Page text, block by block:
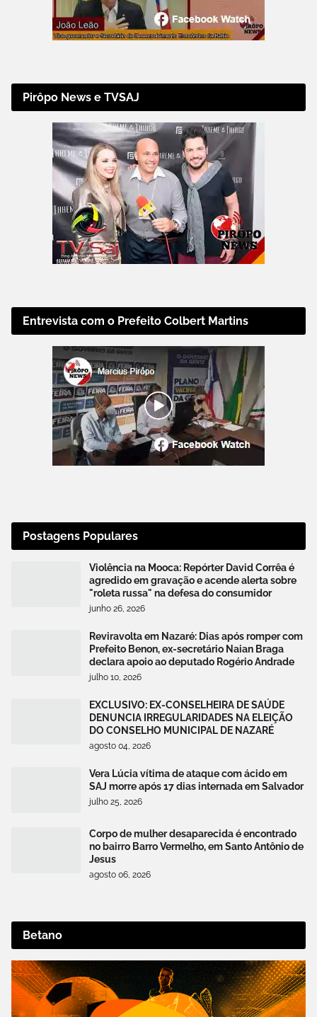
Pirôpo News e TVSAJ
Entrevista com o Prefeito Colbert Martins
Postagens Populares
Violência na Mooca: Repórter David Corrêa é
agredido em gravação e acende alerta sobre
"roleta russa" na defesa do consumidor
junho 26, 2026
Reviravolta em Nazaré: Dias após romper com
Prefeito Benon, ex-secretário Naian Braga
declara apoio ao deputado Rogério Andrade
julho 10, 2026
EXCLUSIVO: EX-CONSELHEIRA DE SAÚDE
DENUNCIA IRREGULARIDADES NA ELEIÇÃO
DO CONSELHO MUNICIPAL DE NAZARÉ
agosto 04, 2026
Vera Lúcia vítima de ataque com ácido em
SAJ morre após 17 dias internada em Salvador
julho 25, 2026
Corpo de mulher desaparecida é encontrado
no bairro Barro Vermelho, em Santo Antônio de
Jesus
agosto 06, 2026
Betano